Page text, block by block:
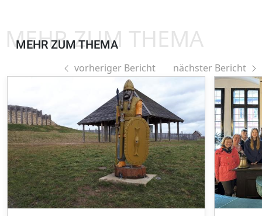
MEHR ZUM THEMA
MEHR ZUM THEMA
vorheriger Bericht nächster Bericht